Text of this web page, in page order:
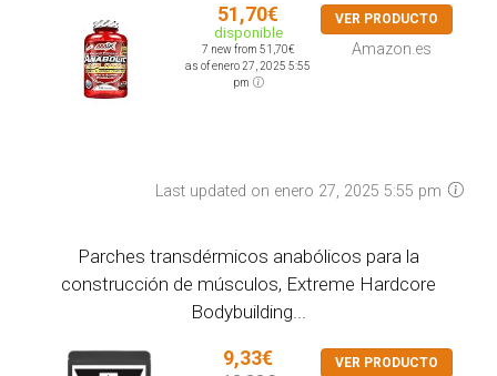
51,70€
disponible
7 new from 51,70€
as of enero 27, 2025 5:55
pm
VER PRODUCTO
Amazon.es
Last updated on enero 27, 2025 5:55 pm
Parches transdérmicos anabólicos para la
construcción de músculos, Extreme Hardcore
Bodybuilding...
9,33€ VER PRODUCTO